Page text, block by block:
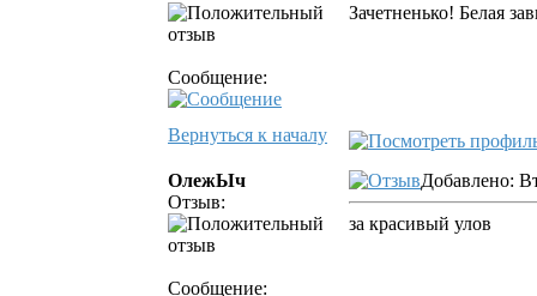
Сообщение:
Зачетненько! Белая
Вернуться к началу
ОлежЫч
Отзыв:
Сообщение:
Добавлено:
за красивый улов